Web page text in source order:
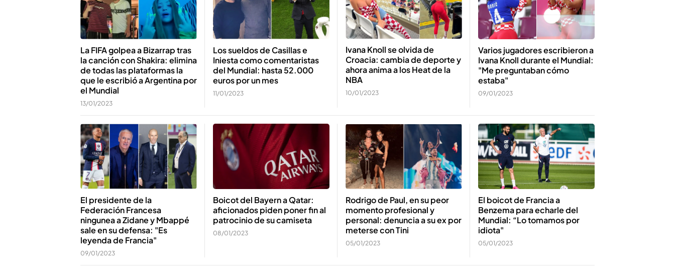
La FIFA golpea a Bizarrap tras
la canción con Shakira: elimina
de todas las plataformas la
que le escribió a Argentina por
el Mundial
13/01/2023
Los sueldos de Casillas e
Iniesta como comentaristas
del Mundial: hasta 52.000
euros por un mes
11/01/2023
Ivana Knoll se olvida de
Croacia: cambia de deporte y
ahora anima a los Heat de la
NBA
10/01/2023
Varios jugadores escribieron a
Ivana Knoll durante el Mundial:
"Me preguntaban cómo
estaba"
09/01/2023
El presidente de la
Federación Francesa
ningunea a Zidane y Mbappé
sale en su defensa: "Es
leyenda de Francia"
09/01/2023
Boicot del Bayern a Qatar:
aficionados piden poner fin al
patrocinio de su camiseta
08/01/2023
Rodrigo de Paul, en su peor
momento profesional y
personal: denuncia a su ex por
meterse con Tini
05/01/2023
El boicot de Francia a
Benzema para echarle del
Mundial: “Lo tomamos por
idiota"
05/01/2023